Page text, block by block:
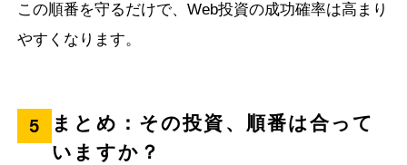
この順番を守るだけで、Web投資の成功確率は高まり
やすくなります。
5
まとめ：その投資、順番は合って
いますか？